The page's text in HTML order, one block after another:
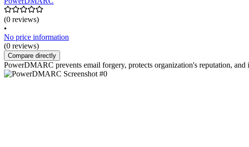
(0 reviews)
•
No price information
(0 reviews)
Compare directly
PowerDMARC prevents email forgery, protects organization's reputation, and